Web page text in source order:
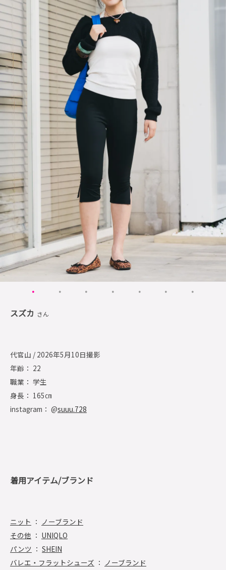
スズカ さん
代官山 / 2026年5月10日撮影
年齢： 22
職業： 学生
身長： 165㎝
instagram： @suuu.728
着用アイテム/ブランド
ニット ： ノーブランド
その他 ： UNIQLO
パンツ ： SHEIN
バレエ・フラットシューズ ： ノーブランド